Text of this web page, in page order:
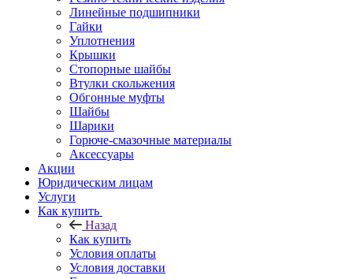
Линейные подшипники
Гайки
Уплотнения
Крышки
Стопорные шайбы
Втулки скольжения
Обгонные муфты
Шайбы
Шарики
Горюче-смазочные материалы
Аксессуары
Акции
Юридическим лицам
Услуги
Как купить
Назад
Как купить
Условия оплаты
Условия доставки